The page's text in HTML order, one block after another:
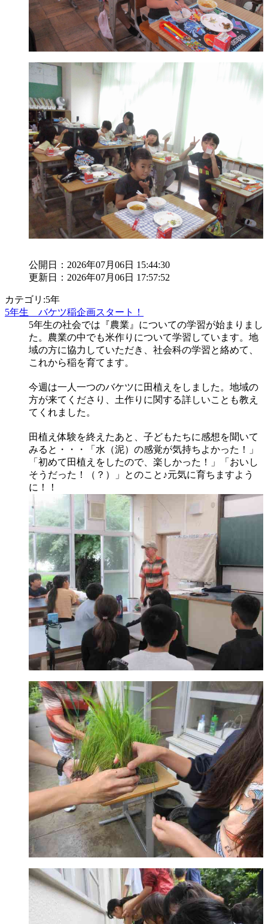
公開日：2026年07月06日 15:44:30
更新日：2026年07月06日 17:57:52
カテゴリ:5年
5年生 バケツ稲企画スタート！
5年生の社会では『農業』についての学習が始まりまし
た。農業の中でも米作りについて学習しています。地
域の方に協力していただき、社会科の学習と絡めて、
これから稲を育てます。
今週は一人一つのバケツに田植えをしました。地域の
方が来てくださり、土作りに関する詳しいことも教え
てくれました。
田植え体験を終えたあと、子どもたちに感想を聞いて
みると・・・「水（泥）の感覚が気持ちよかった！」
「初めて田植えをしたので、楽しかった！」「おいし
そうだった！（？）」とのこと♪元気に育ちますよう
に！！